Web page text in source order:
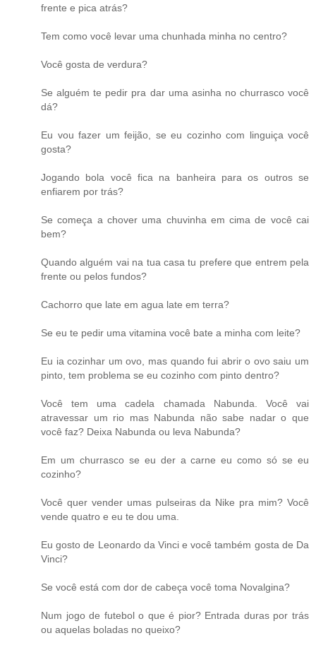
frente e pica atrás?
Tem como você levar uma chunhada minha no centro?
Você gosta de verdura?
Se alguém te pedir pra dar uma asinha no churrasco você
dá?
Eu vou fazer um feijão, se eu cozinho com linguiça você
gosta?
Jogando bola você fica na banheira para os outros se
enfiarem por trás?
Se começa a chover uma chuvinha em cima de você cai
bem?
Quando alguém vai na tua casa tu prefere que entrem pela
frente ou pelos fundos?
Cachorro que late em agua late em terra?
Se eu te pedir uma vitamina você bate a minha com leite?
Eu ia cozinhar um ovo, mas quando fui abrir o ovo saiu um
pinto, tem problema se eu cozinho com pinto dentro?
Você tem uma cadela chamada Nabunda. Você vai
atravessar um rio mas Nabunda não sabe nadar o que
você faz? Deixa Nabunda ou leva Nabunda?
Em um churrasco se eu der a carne eu como só se eu
cozinho?
Você quer vender umas pulseiras da Nike pra mim? Você
vende quatro e eu te dou uma.
Eu gosto de Leonardo da Vinci e você também gosta de Da
Vinci?
Se você está com dor de cabeça você toma Novalgina?
Num jogo de futebol o que é pior? Entrada duras por trás
ou aquelas boladas no queixo?